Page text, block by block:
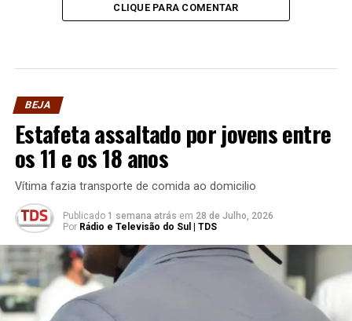
CLIQUE PARA COMENTAR
BEJA
Estafeta assaltado por jovens entre
os 11 e os 18 anos
Vítima fazia transporte de comida ao domicilio
Publicado 1 semana atrás em 28 de Julho, 2026
Por Rádio e Televisão do Sul | TDS